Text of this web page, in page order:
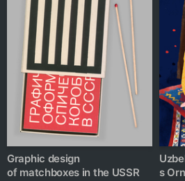
Graphic design
of matchboxes in the USSR
s